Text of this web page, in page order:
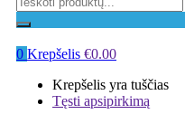
0 Krepšelis €0.00
Krepšelis yra tuščias
Tęsti apsipirkimą